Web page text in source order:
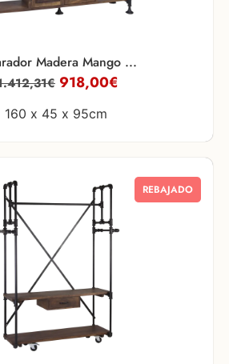
Madera Mango ...
€ 918,00€
160 x 45 x 95cm
REBAJADO